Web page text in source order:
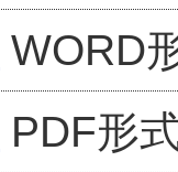
WORD
PDF形